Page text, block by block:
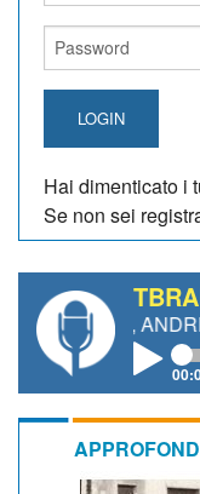
LOGIN
Hai dimenticato i
Se non sei
ANDREA